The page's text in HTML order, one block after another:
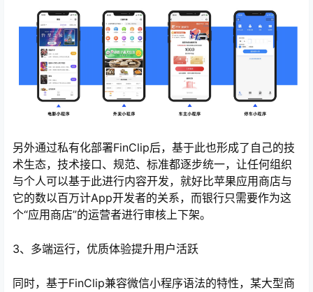
另外通过私有化部署FinClip后，基于此也形成了自己的技
术生态，技术接口、规范、标准都逐步统一，让任何组织
与个人可以基于此进行内容开发，就好比苹果应用商店与
它的数以百万计App开发者的关系，而银行只需要作为这
个“应用商店”的运营者进行审核上下架。
3、多端运行，优质体验提升用户活跃
同时，基于FinClip兼容微信小程序语法的特性，某大型商